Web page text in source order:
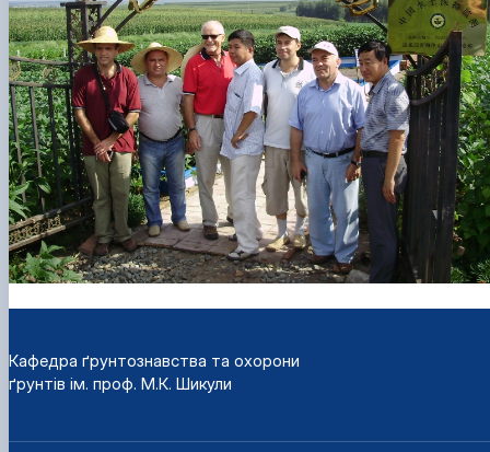
Кафедра ґрунтознавства та охорони
ґрунтів ім. проф. М.К. Шикули